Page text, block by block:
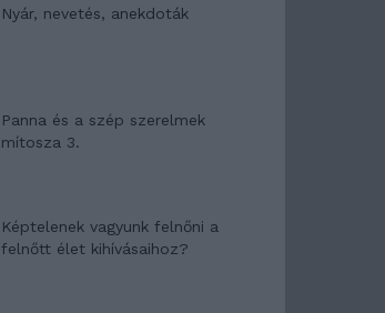
Nyár, nevetés, anekdoták
Panna és a szép szerelmek
mítosza 3.
Képtelenek vagyunk felnőni a
felnőtt élet kihívásaihoz?